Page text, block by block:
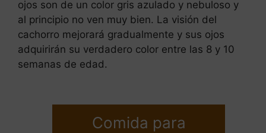
ojos son de un color gris azulado y nebuloso y
al principio no ven muy bien. La visión del
cachorro mejorará gradualmente y sus ojos
adquirirán su verdadero color entre las 8 y 10
semanas de edad.
Comida para